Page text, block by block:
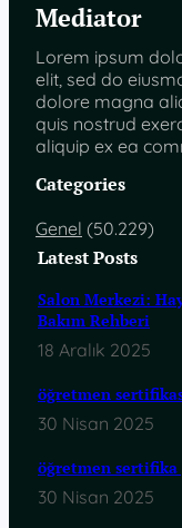
Mediator
Lorem ipsum
elit, sed do
dolore magna
quis nostrud
aliquip ex ea
Categories
Genel (50.229)
Latest Posts
Salon Merkezi:
Bakım Rehberi
18 Aralık 2025
öğretmen
30 Nisan 2025
öğretmen sertifika
30 Nisan 2025